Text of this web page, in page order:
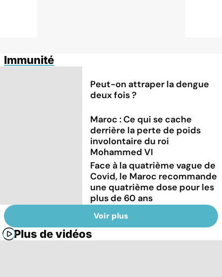
Immunité
Peut-on attraper la dengue
deux fois ?
Maroc : Ce qui se cache
derrière la perte de poids
involontaire du roi
Mohammed VI
Face à la quatrième vague de
Covid, le Maroc recommande
une quatrième dose pour les
plus de 60 ans
Voir plus
Plus de vidéos